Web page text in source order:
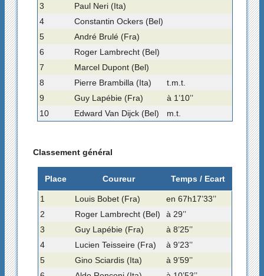
3
Paul Neri (Ita)
4
Constantin Ockers (Bel)
5
André Brulé (Fra)
6
Roger Lambrecht (Bel)
7
Marcel Dupont (Bel)
8
Pierre Brambilla (Ita)
t.m.t.
9
Guy Lapébie (Fra)
à 1’10’’
10
Edward Van Dijck (Bel) m.t.
Classement général
Place Coureur Temps / Ecart
1 Louis Bobet (Fra)
en 67h17’33’’
2
Roger Lambrecht (Bel)
à 29’’
3
Guy Lapébie (Fra)
à 8’25’’
4
Lucien Teisseire (Fra)
à 9’23’’
5
Gino Sciardis (Ita)
à 9’59’’